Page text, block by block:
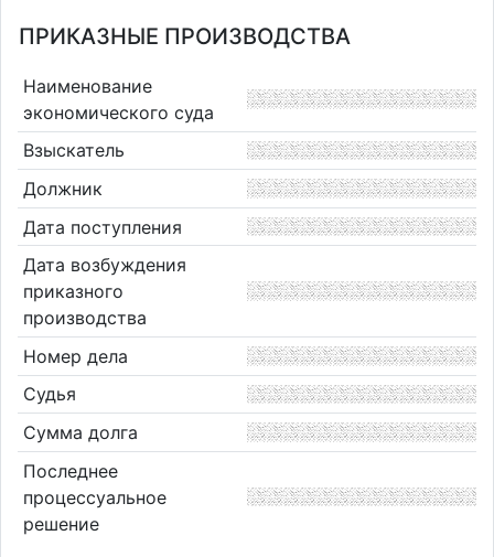
ПРИКАЗНЫЕ ПРОИЗВОДСТВА
Наименование
экономического суда
Взыскатель
Должник
Дата поступления
Дата возбуждения
приказного
производства
Номер дела
Судья
Сумма долга
Последнее
процессуальное
решение